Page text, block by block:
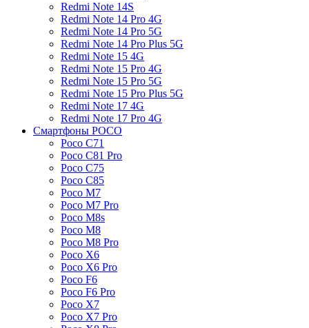
Redmi Note 14S
Redmi Note 14 Pro 4G
Redmi Note 14 Pro 5G
Redmi Note 14 Pro Plus 5G
Redmi Note 15 4G
Redmi Note 15 Pro 4G
Redmi Note 15 Pro 5G
Redmi Note 15 Pro Plus 5G
Redmi Note 17 4G
Redmi Note 17 Pro 4G
Смартфоны POCO
Poco C71
Poco C81 Pro
Poco C75
Poco C85
Poco M7
Poco M7 Pro
Poco M8s
Poco M8
Poco M8 Pro
Poco X6
Poco X6 Pro
Poco F6
Poco F6 Pro
Poco X7
Poco X7 Pro